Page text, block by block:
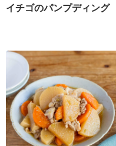
イチゴのパンプディング